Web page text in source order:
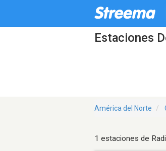
Estaciones
América del Norte
1 estaciones de